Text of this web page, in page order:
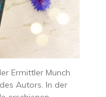
Ermittler Munch
Autors. In der